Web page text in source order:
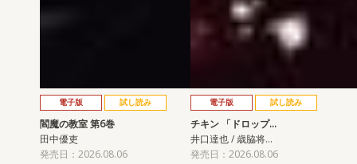
電子版 試し読み
閻魔の教室 第6巻
田中優吏
発売日：2026.08.06
電子版 試し読み
チキン 「ドロップ…
井口達也 / 歳脇将…
発売日：2026.08.06